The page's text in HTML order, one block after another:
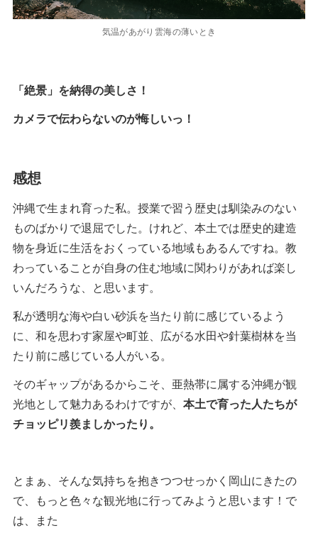
気温があがり雲海の薄いとき
「絶景」を納得の美しさ！
カメラで伝わらないのが悔しいっ！
感想
沖縄で生まれ育った私。授業で習う歴史は馴染みのない
ものばかりで退屈でした。けれど、本土では歴史的建造
物を身近に生活をおくっている地域もあるんですね。教
わっていることが自身の住む地域に関わりがあれば楽し
いんだろうな、と思います。
私が透明な海や白い砂浜を当たり前に感じているよう
に、和を思わす家屋や町並、広がる水田や針葉樹林を当
たり前に感じている人がいる。
そのギャップがあるからこそ、亜熱帯に属する沖縄が観
光地として魅力あるわけですが、 本土で育った人たちが
チョッピリ羨ましかったり。
とまぁ、そんな気持ちを抱きつつせっかく岡山にきたの
で、もっと色々な観光地に行ってみようと思います！で
は、また